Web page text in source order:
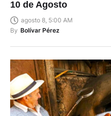
10 de Agosto
agosto 8, 5:00 AM
By Bolívar Pérez